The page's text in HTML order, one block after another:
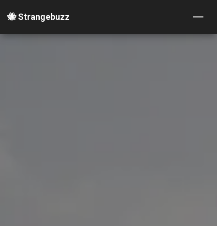
🐝 Strangebuzz